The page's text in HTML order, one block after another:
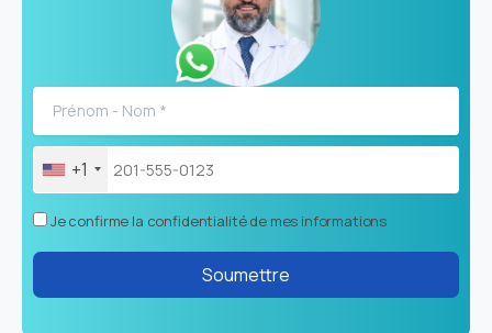
+1
Je confirme la confidentialité de mes informations